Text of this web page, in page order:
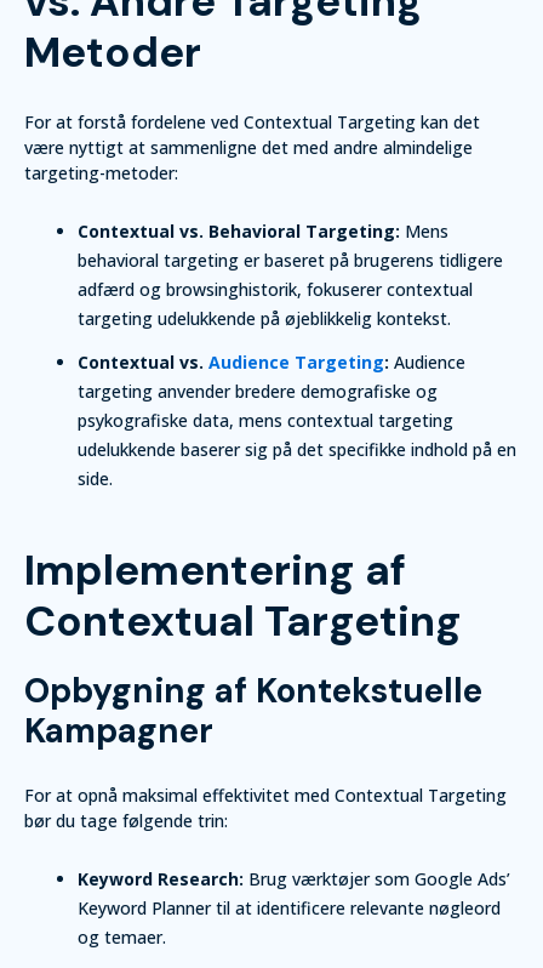
Metoder
For at forstå fordelene ved Contextual Targeting kan det
være nyttigt at sammenligne det med andre almindelige
targeting-metoder:
Contextual vs. Behavioral Targeting: Mens
behavioral targeting er baseret på brugerens tidligere
adfærd og browsinghistorik, fokuserer contextual
targeting udelukkende på øjeblikkelig kontekst.
Contextual vs. Audience Targeting: Audience
targeting anvender bredere demografiske og
psykografiske data, mens contextual targeting
udelukkende baserer sig på det specifikke indhold på en
side.
Implementering af
Contextual Targeting
Opbygning af Kontekstuelle
Kampagner
For at opnå maksimal effektivitet med Contextual Targeting
bør du tage følgende trin:
Keyword Research: Brug værktøjer som Google Ads’
Keyword Planner til at identificere relevante nøgleord
og temaer.